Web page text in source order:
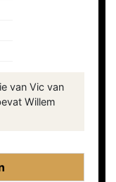
van Vic van
Willem